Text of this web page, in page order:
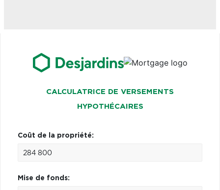
CALCULATRICE DE VERSEMENTS
HYPOTHÉCAIRES
Coût de la propriété:
Mise de fonds: